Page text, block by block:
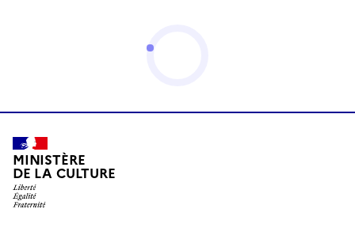
MINISTÈRE
DE LA CULTURE